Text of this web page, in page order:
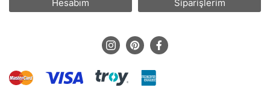
Hesabım Siparişlerim